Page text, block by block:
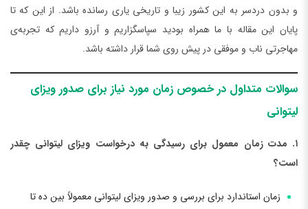
و بدون دردسر به این کشور زیبا و تاریخی یاری رسانده باشد. از این که تا
پایان این مقاله با ما همراه بودید سپاسگزاریم و آرزو داریم که تجربه‌ی
مهاجرتی ناب و موفقی در پیش روی شما قرار داشته باشد.
سوالات متداول در خصوص زمان مورد نیاز برای صدور ویزای
لیتوانی
۱. مدت زمان معمول برای رسیدگی به درخواست ویزای لیتوانی چقدر
است؟
زمان استاندارد برای بررسی و صدور ویزای لیتوانی معمولاً بین ده تا